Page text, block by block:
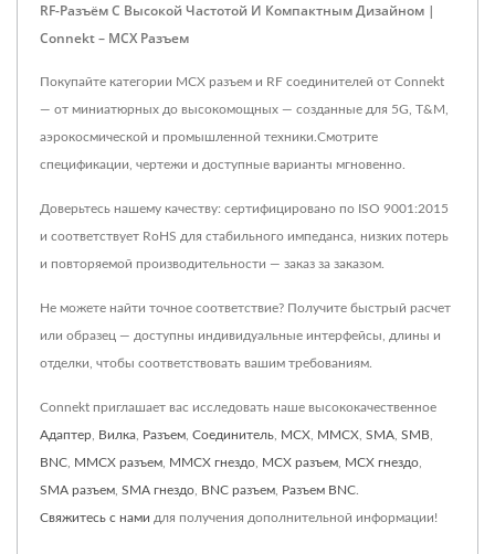
RF-Разъём С Высокой Частотой И Компактным Дизайном |
Connekt – MCX Разъем
Покупайте категории MCX разъем и RF соединителей от Connekt
— от миниатюрных до высокомощных — созданные для 5G, T&M,
аэрокосмической и промышленной техники.Смотрите
спецификации, чертежи и доступные варианты мгновенно.
Доверьтесь нашему качеству: сертифицировано по ISO 9001:2015
и соответствует RoHS для стабильного импеданса, низких потерь
и повторяемой производительности — заказ за заказом.
Не можете найти точное соответствие? Получите быстрый расчет
или образец — доступны индивидуальные интерфейсы, длины и
отделки, чтобы соответствовать вашим требованиям.
Connekt приглашает вас исследовать наше высококачественное
Адаптер, Вилка, Разъем, Соединитель, MCX, MMCX, SMA, SMB,
BNC, MMCX разъем, MMCX гнездо, MCX разъем, MCX гнездо,
SMA разъем, SMA гнездо, BNC разъем, Разъем BNC.
Свяжитесь с нами для получения дополнительной информации!